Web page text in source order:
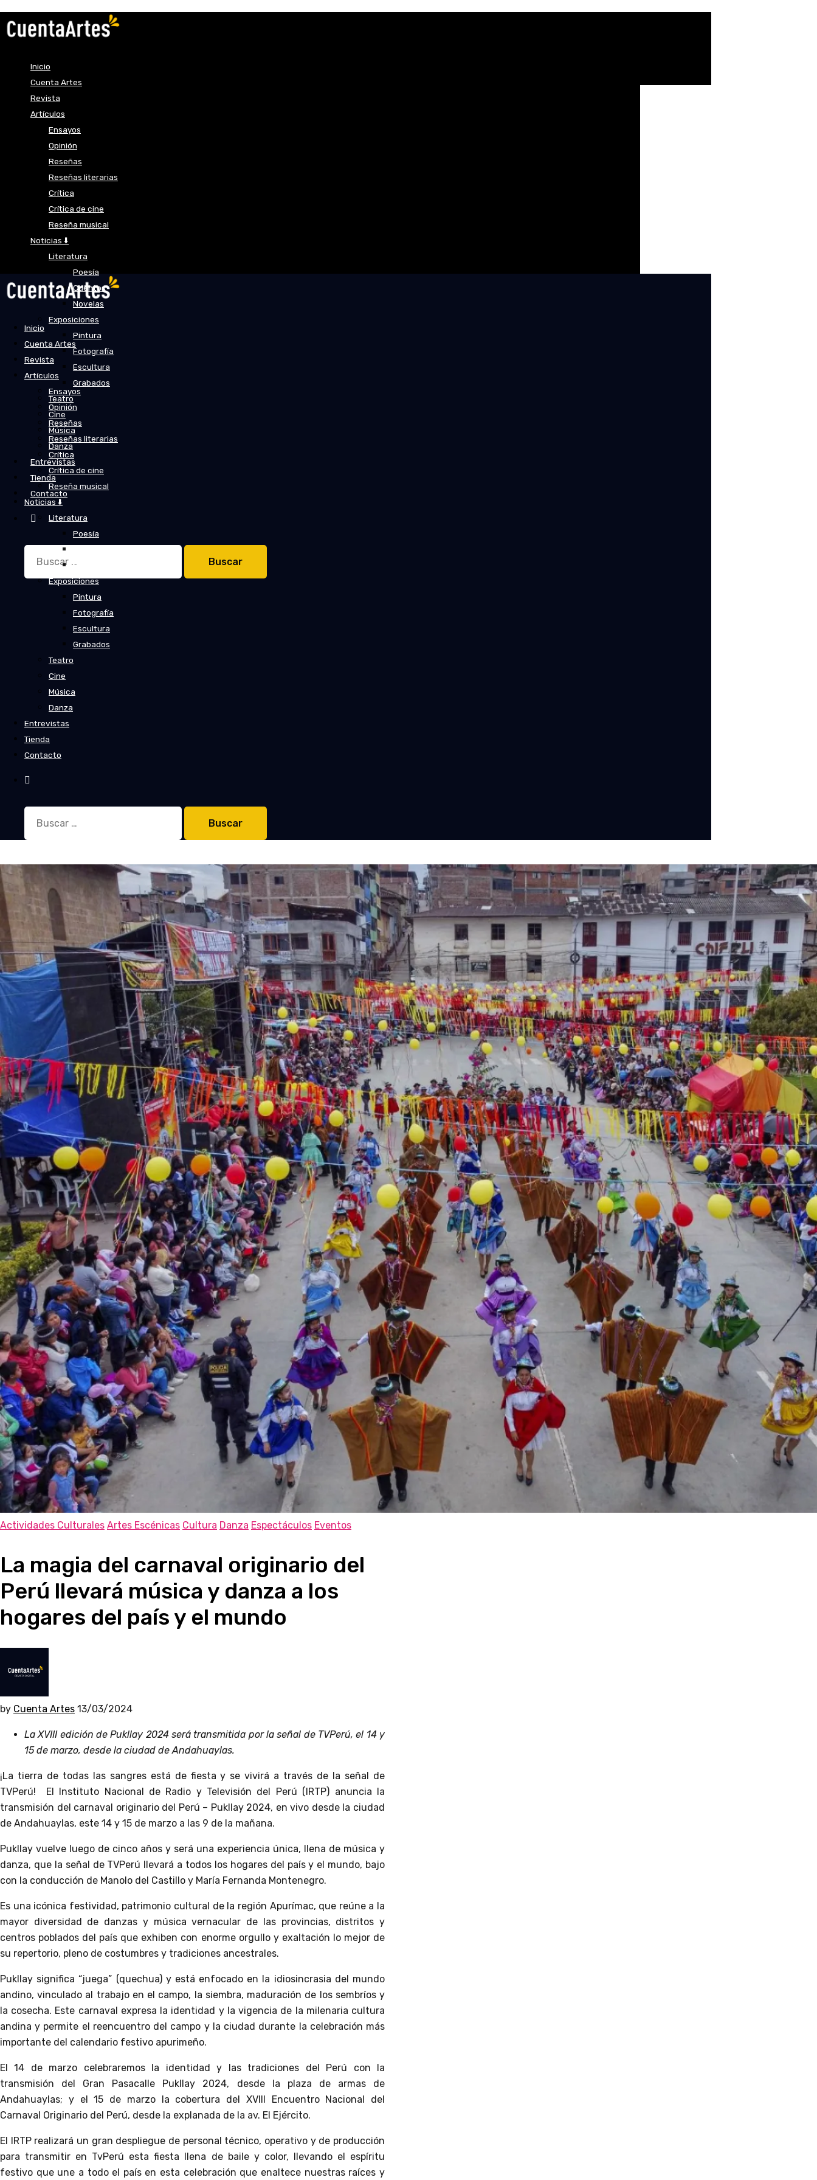
Inicio
Cuenta Artes
Revista
Artículos
Ensayos
Opinión
Reseñas
Reseñas literarias
Crítica
Crítica de cine
Reseña musical
Noticias ⬇️
Literatura
Poesía
Cuentos
Novelas
Exposiciones
Pintura
Fotografía
Escultura
Grabados
Teatro
Cine
Música
Danza
Entrevistas
Tienda
Contacto
Buscar:
Inicio
Cuenta Artes
Revista
Artículos
Ensayos
Opinión
Reseñas
Reseñas literarias
Crítica
Crítica de cine
Reseña musical
Noticias ⬇️
Literatura
Poesía
Novelas
Exposiciones
Pintura
Fotografía
Escultura
Grabados
Teatro
Cine
Música
Danza
Entrevistas
Tienda
Contacto
Buscar:
Actividades Culturales Artes Escénicas Cultura Danza Espectáculos Eventos
La magia del carnaval originario del
Perú llevará música y danza a los
hogares del país y el mundo
by Cuenta Artes 13/03/2024
La XVIII edición de Pukllay 2024 será transmitida por la señal de TVPerú, el 14 y
15 de marzo, desde la ciudad de Andahuaylas.
¡La tierra de todas las sangres está de fiesta y se vivirá a través de la señal de
TVPerú! El Instituto Nacional de Radio y Televisión del Perú (IRTP) anuncia la
transmisión del carnaval originario del Perú – Pukllay 2024, en vivo desde la ciudad
de Andahuaylas, este 14 y 15 de marzo a las 9 de la mañana.
Pukllay vuelve luego de cinco años y será una experiencia única, llena de música y
danza, que la señal de TVPerú llevará a todos los hogares del país y el mundo, bajo
con la conducción de Manolo del Castillo y María Fernanda Montenegro.
Es una icónica festividad, patrimonio cultural de la región Apurímac, que reúne a la
mayor diversidad de danzas y música vernacular de las provincias, distritos y
centros poblados del país que exhiben con enorme orgullo y exaltación lo mejor de
su repertorio, pleno de costumbres y tradiciones ancestrales.
Pukllay significa “juega” (quechua) y está enfocado en la idiosincrasia del mundo
andino, vinculado al trabajo en el campo, la siembra, maduración de los sembríos y
la cosecha. Este carnaval expresa la identidad y la vigencia de la milenaria cultura
andina y permite el reencuentro del campo y la ciudad durante la celebración más
importante del calendario festivo apurimeño.
El 14 de marzo celebraremos la identidad y las tradiciones del Perú con la
transmisión del Gran Pasacalle Pukllay 2024, desde la plaza de armas de
Andahuaylas; y el 15 de marzo la cobertura del XVIII Encuentro Nacional del
Carnaval Originario del Perú, desde la explanada de la av. El Ejército.
El IRTP realizará un gran despliegue de personal técnico, operativo y de producción
para transmitir en TvPerú esta fiesta llena de baile y color, llevando el espíritu
festivo que une a todo el país en esta celebración que enaltece nuestras raíces y